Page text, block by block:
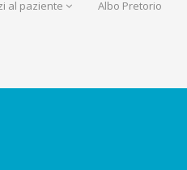
al paziente Albo Pretorio